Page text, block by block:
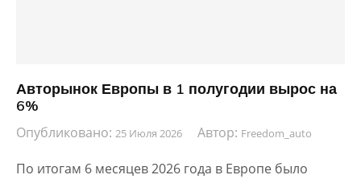
Авторынок Европы в 1 полугодии вырос на
6%
Опубликовано: 25 Июля 2026 Автор: Freedom_auto
По итогам 6 месяцев 2026 года в Европе было